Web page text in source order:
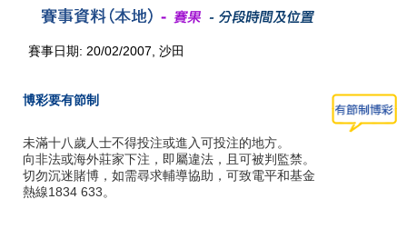
賽事日期: 20/02/2007, 沙田
博彩要有節制
未滿十八歲人士不得投注或進入可投注的地方。
向非法或海外莊家下注，即屬違法，且可被判監禁。
切勿沉迷賭博，如需尋求輔導協助，可致電平和基金
熱線1834 633。